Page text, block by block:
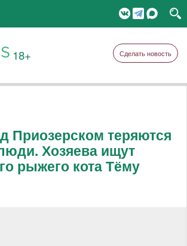
18+ Сделать новость
Приозерском теряются
Хозяева ищут
рыжего кота Тёму